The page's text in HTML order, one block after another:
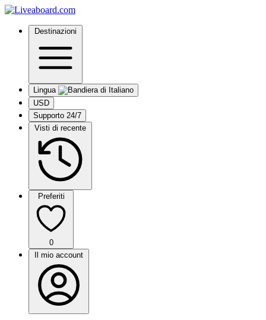
Destinazioni
Lingua
USD
Supporto 24/7
Visti di recente
Preferiti
0
Il mio account